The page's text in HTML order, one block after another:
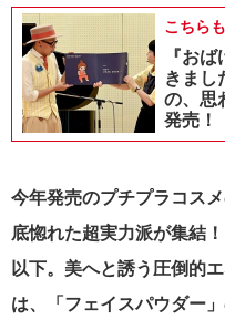
こちら
『お
きま
の、思
発売！
今年発売のプチプラコス
底惚れた超実力派が集結
以下。美へと誘う圧倒的
は、「フェイスパウダー